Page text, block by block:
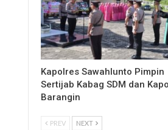
Kapolres Sawahlunto Pimpin
Sertijab Kabag SDM dan
Barangin
PREV NEXT